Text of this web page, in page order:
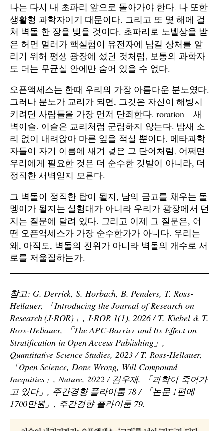
나는 다시 내 초파리 앞으로 돌아가야 한다. 나 또한
생활형 과학자이기 때문이다. 그리고 또 몇 해에 걸
쳐 벽돌 한 장을 빚을 것이다. 초파리로 노벨상을 받
은 허먼 멀러가 핵실험이 유전자에 남길 상처를 알
리기 위해 평생 광장에 섰던 것처럼, 보통의 과학자
도 더는 무균실 안에만 숨어 있을 수 없다.
오픈액세스는 한때 우리의 가장 아름다운 분노였다.
그러나 분노가 교리가 되면, 그것은 자신이 해방시
키려던 사람들을 가장 먼저 단죄한다. roration—새
벽이슬. 이슬은 교리처럼 군림하지 않는다. 밤새 소
리 없이 내려앉아 마른 잎을 적실 뿐이다. 메타과학
자들이 자기 이름에 새겨 넣은 그 단어처럼, 어쩌면
우리에게 필요한 것은 더 순수한 깃발이 아니라, 더
정직한 새벽일지 모른다.
그 벽돌이 정직한 탑이 될지, 남의 금고를 채우는 돌
멩이가 될지는 실험대가 아니라 우리가 광장에서 던
지는 질문에 달려 있다. 그리고 이제 그 질문은, 어
떤 오픈액세스가 가장 순수한가가 아니다. 우리는
왜, 아직도, 벽돌의 진위가 아니라 벽돌의 개수로 서
로를 저울질하는가.
참고: G. Derrick, S. Horbach, B. Penders, T. Ross-
Hellauer, 「Introducing the Journal of Research on
Research (J·ROR)」, J·ROR 1(1), 2026 / T. Klebel & T.
Ross-Hellauer, 「The APC-Barrier and Its Effect on
Stratification in Open Access Publishing」,
Quantitative Science Studies, 2023 / T. Ross-Hellauer,
「Open Science, Done Wrong, Will Compound
Inequities」, Nature, 2022 / 김우재, 「과학이 죽어가
고 있다」, 주간경향 플라이룸 78 / 「논문 1편에
1700만원」, 주간경향 플라이룸 79.